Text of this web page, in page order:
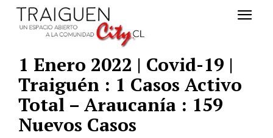
1 Enero 2022 | Covid-19 |
Traiguén : 1 Casos Activo
Total – Araucanía : 159
Nuevos Casos